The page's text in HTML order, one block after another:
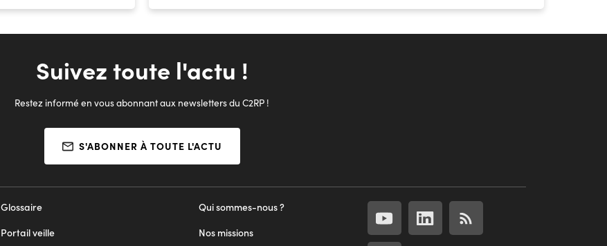
Suivez toute l'actu !
Restez informé en vous abonnant aux newsletters du C2RP !
S'ABONNER À TOUTE L'ACTU
Qui sommes-nous ?
Nos missions
Glossaire
Portail veille